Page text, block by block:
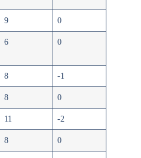
9 0
6 0
8 -1
8 0
11 -2
8 0